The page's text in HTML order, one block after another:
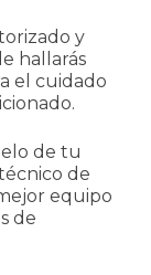
y
hallarás
el cuidado
de tu
de
equipo
de